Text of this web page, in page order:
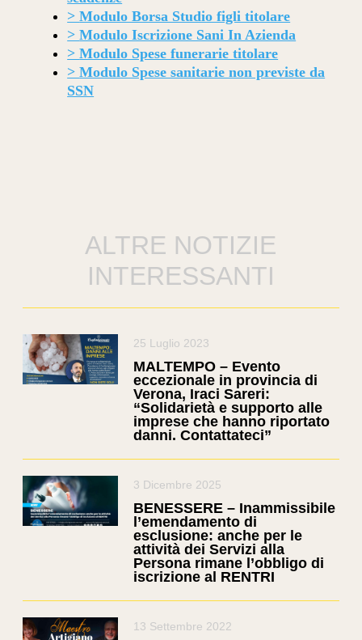
>Modulo Borsa Studio figli titolare
>Modulo Iscrizione Sani In Azienda
>Modulo Spese funerarie titolare
>Modulo Spese sanitarie non previste da
SSN
ALTRE NOTIZIE
INTERESSANTI
25 Luglio 2023
MALTEMPO – Evento
eccezionale in provincia di
Verona, Iraci Sareri:
“Solidarietà e supporto alle
imprese che hanno riportato
danni. Contattateci”
3 Dicembre 2025
BENESSERE – Inammissibile
l’emendamento di
esclusione: anche per le
attività dei Servizi alla
Persona rimane l’obbligo di
iscrizione al RENTRI
13 Settembre 2022